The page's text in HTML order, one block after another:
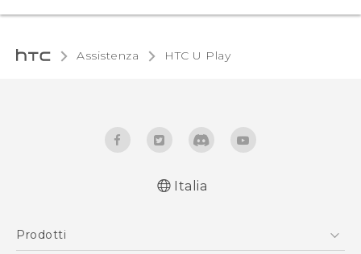
Assistenza HTC U Play‎
Italia
Prodotti